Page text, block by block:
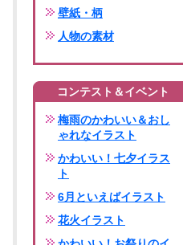
壁紙・柄
人物の素材
コンテスト＆イベント
梅雨のかわいい＆おし
ゃれなイラスト
かわいい！七夕イラス
ト
6月といえばイラスト
花火イラスト